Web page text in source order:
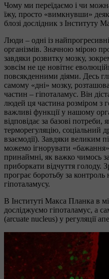
Чому ми переїдаємо і чи
їжу, просто «вимкнувши»
блозі дослідник з
Люди – одні із
організмів. Значною мірою
завдяки розвитку мозку,
зовсім не це новітнє
повсякденними діями. Десь
самому «дні» мозку,
частин – гіпоталамус. Він
людей ця частина розміром з
важливі функції у нашому
відповідає за базові потреби,
терморегуляцію, соціальний
взаємодії). Завдяки великим
можемо ігнорувати
принаймні, як важко чимось
приборкати відчуття голоду.
програє боротьбу за
гіпоталамусу.
В Інституті Макса Планка в
досліджуємо гіпоталамус, а
(arcuate nucleus) у регуляції